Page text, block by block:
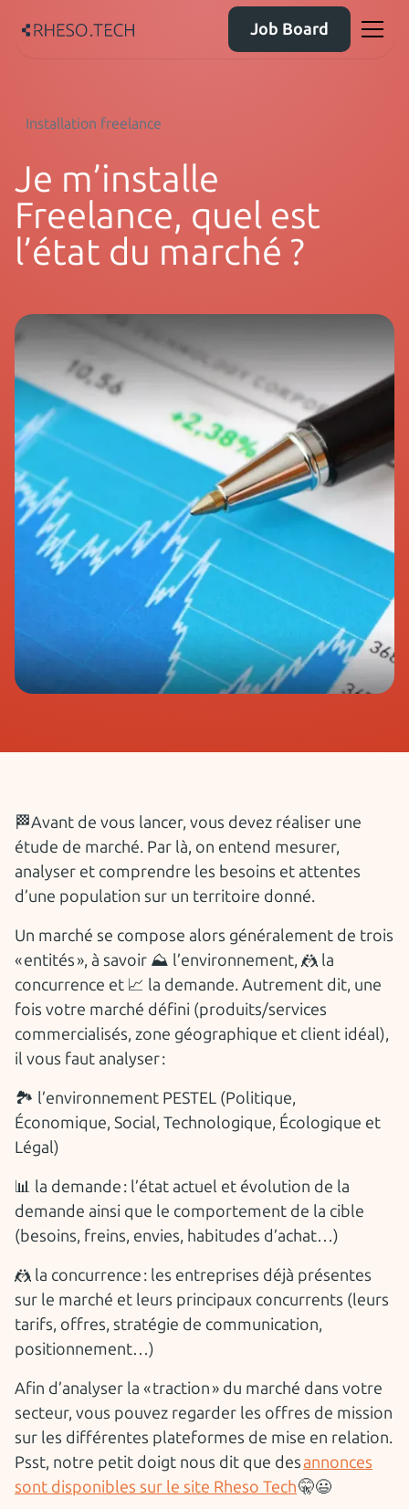
Job Board
Installation freelance
Je m’installe
Freelance, quel est
l’état du marché ?
🏁Avant de vous lancer, vous devez réaliser une
étude de marché. Par là, on entend mesurer,
analyser et comprendre les besoins et attentes
d’une population sur un territoire donné.
Un marché se compose alors généralement de trois
« entités », à savoir ⛰ l’environnement, 🤼 la
concurrence et 📈 la demande. Autrement dit, une
fois votre marché défini (produits/services
commercialisés, zone géographique et client idéal),
il vous faut analyser :
🏞 l’environnement PESTEL (Politique,
Économique, Social, Technologique, Écologique et
Légal)
📊 la demande : l’état actuel et évolution de la
demande ainsi que le comportement de la cible
(besoins, freins, envies, habitudes d’achat…)
🤼 la concurrence : les entreprises déjà présentes
sur le marché et leurs principaux concurrents (leurs
tarifs, offres, stratégie de communication,
positionnement…)
Afin d’analyser la « traction » du marché dans votre
secteur, vous pouvez regarder les offres de mission
sur les différentes plateformes de mise en relation.
Psst, notre petit doigt nous dit que desannonces
sont disponibles sur le site Rheso Tech🤫😃